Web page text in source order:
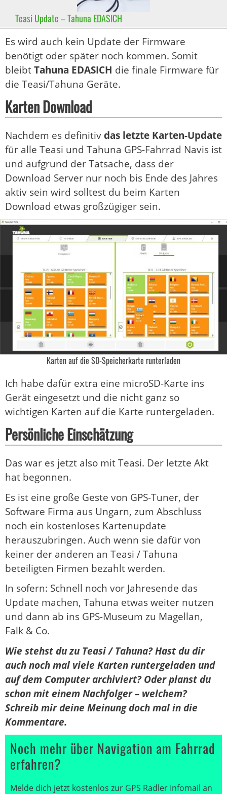
Teasi Update – Tahuna EDASICH
Es wird auch kein Update der Firmware
benötigt oder später noch kommen. Somit
bleibtTahuna EDASICH die finale Firmware für
die Teasi/Tahuna Geräte.
Karten Download
Nachdem es definitivdas letzte Karten-Update
für alle Teasi und Tahuna GPS-Fahrrad Navis ist
und aufgrund der Tatsache, dass der
Download Server nur noch bis Ende des Jahres
aktiv sein wird solltest du beim Karten
Download etwas großzügiger sein.
Karten auf die SD-Speicherkarte runterladen
Ich habe dafür extra eine microSD-Karte ins
Gerät eingesetzt und die nicht ganz so
wichtigen Karten auf die Karte runtergeladen.
Persönliche Einschätzung
Das war es jetzt also mit Teasi. Der letzte Akt
hat begonnen.
Es ist eine große Geste von GPS-Tuner, der
Software Firma aus Ungarn, zum Abschluss
noch ein kostenloses Kartenupdate
herauszubringen. Auch wenn sie dafür von
keiner der anderen an Teasi / Tahuna
beteiligten Firmen bezahlt werden.
In sofern: Schnell noch vor Jahresende das
Update machen, Tahuna etwas weiter nutzen
und dann ab ins GPS-Museum zu Magellan,
Falk & Co.
Wie stehst du zu Teasi / Tahuna? Hast du dir
auch noch mal viele Karten runtergeladen und
auf dem Computer archiviert? Oder planst du
schon mit einem Nachfolger – welchem?
Schreib mir deine Meinung doch mal in die
Kommentare.
Noch mehr über Navigation am Fahrrad
erfahren?
Melde dich jetzt kostenlos zur GPS Radler Infomail an